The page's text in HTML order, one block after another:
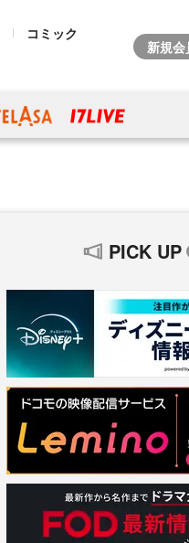
コミック
PICK UP